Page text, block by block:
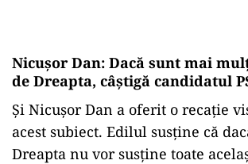
Nicușor Dan: Dacă sunt mai
de Dreapta, câştigă candidatul
Și Nicușor Dan a oferit o recație
acest subiect. Edilul susține că
Dreapta nu vor susține toate